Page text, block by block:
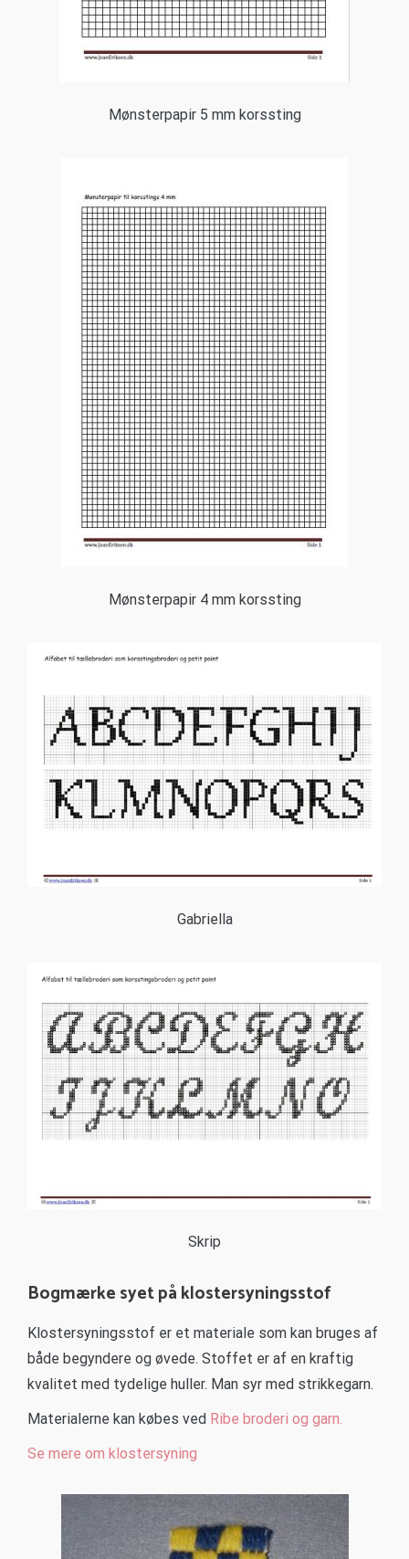
Mønsterpapir 5 mm korssting
Mønsterpapir 4 mm korssting
Gabriella
Skrip
Bogmærke syet på klostersyningsstof
Klostersyningsstof er et materiale som kan bruges af
både begyndere og øvede. Stoffet er af en kraftig
kvalitet med tydelige huller. Man syr med strikkegarn.
Materialerne kan købes ved Ribe broderi og garn.
Se mere om klostersyning